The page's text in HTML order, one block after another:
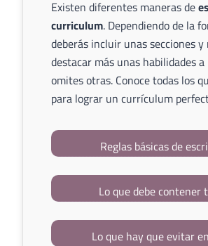
Existen diferentes maneras de
curriculum. Dependiendo de la
deberás incluir unas secciones
destacar más unas habilidades
omites otras. Conoce todas los
para lograr un currículum
Reglas básicas de
Lo que debe contener
Lo que hay que evitar